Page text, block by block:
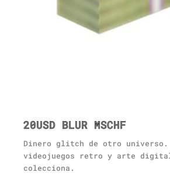
20USD BLUR MSCHF
Dinero glitch de otro universo.
videojuegos retro y arte
colecciona.